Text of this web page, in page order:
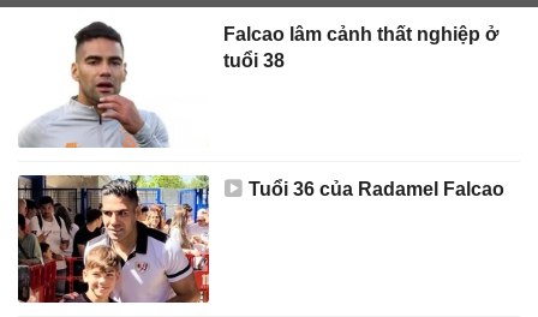
Falcao lâm cảnh thất nghiệp ở
tuổi 38
Tuổi 36 của Radamel Falcao